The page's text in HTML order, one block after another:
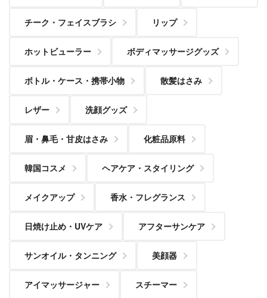
チーク・フェイスブラシ リップ
ホットビューラー ボディマッサージグッズ
ボトル・ケース・携帯小物 散髪はさみ
レザー 洗顔グッズ
眉・鼻毛・甘皮はさみ 化粧品原料
韓国コスメ ヘアケア・スタイリング
メイクアップ 香水・フレグランス
日焼け止め・UVケア アフターサンケア
サンオイル・タンニング 美顔器
アイマッサージャー スチーマー